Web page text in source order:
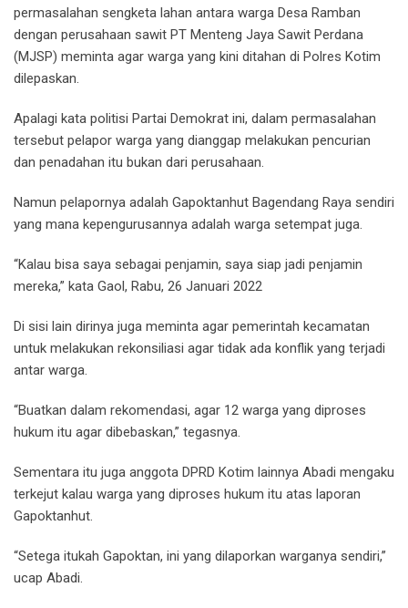
permasalahan sengketa lahan antara warga Desa Ramban
dengan perusahaan sawit PT Menteng Jaya Sawit Perdana
(MJSP) meminta agar warga yang kini ditahan di Polres Kotim
dilepaskan.
Apalagi kata politisi Partai Demokrat ini, dalam permasalahan
tersebut pelapor warga yang dianggap melakukan pencurian
dan penadahan itu bukan dari perusahaan.
Namun pelapornya adalah Gapoktanhut Bagendang Raya sendiri
yang mana kepengurusannya adalah warga setempat juga.
“Kalau bisa saya sebagai penjamin, saya siap jadi penjamin
mereka,” kata Gaol, Rabu, 26 Januari 2022
Di sisi lain dirinya juga meminta agar pemerintah kecamatan
untuk melakukan rekonsiliasi agar tidak ada konflik yang terjadi
antar warga.
“Buatkan dalam rekomendasi, agar 12 warga yang diproses
hukum itu agar dibebaskan,” tegasnya.
Sementara itu juga anggota DPRD Kotim lainnya Abadi mengaku
terkejut kalau warga yang diproses hukum itu atas laporan
Gapoktanhut.
“Setega itukah Gapoktan, ini yang dilaporkan warganya sendiri,”
ucap Abadi.